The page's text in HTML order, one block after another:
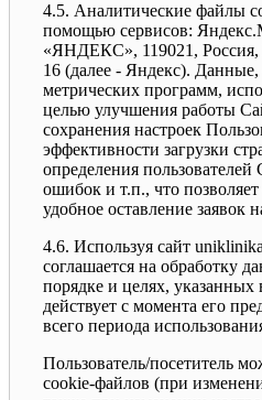
4.5. Аналитические файлы
помощью сервисов:
«ЯНДЕКС», 119021, Россия,
16 (далее - Яндекс).
метрических программ,
целью улучшения работы
сохранения настроек
эффективности загрузки
определения пользователей
ошибок и т.п., что позволяет
удобное оставление заявок
4.6. Используя сайт
соглашается на обработку
порядке и целях,
действует с момента его
всего периода
Пользователь/посетитель
cookie-файлов (при